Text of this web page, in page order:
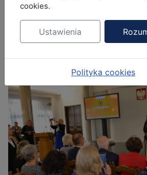
cookies.
Ustawienia
Polityka cookies